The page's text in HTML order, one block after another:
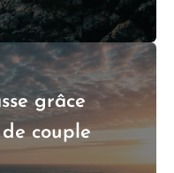
grâce
couple